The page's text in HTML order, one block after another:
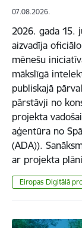
07.08.2026.
2026. gada 15.
aizvadīja
mēnešu
mākslīgā
publiskajā
pārstāvji no
projekta
aģentūra no
(ADA)).
ar projekta
Eiropas Digitālā